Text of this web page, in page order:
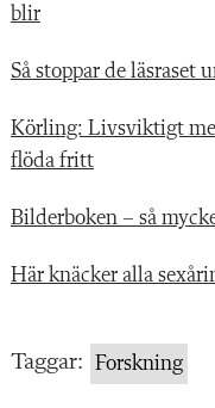
blir
Så stoppar de läsraset
Körling: Livsviktigt
flöda fritt
Bilderboken – så
Här knäcker alla
Taggar: Forskning